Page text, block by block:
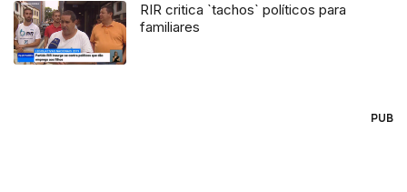
RIR critica `tachos` políticos para
familiares
PUB